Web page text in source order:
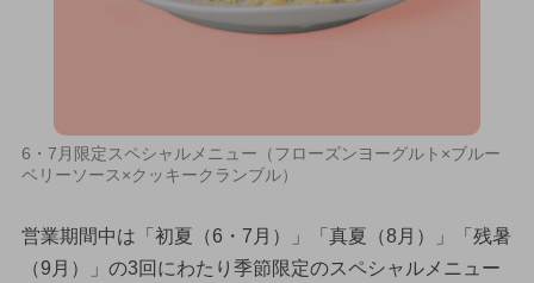
6・7月限定スペシャルメニュー（フローズンヨーグルト×ブルー
ベリーソース×クッキークランブル）
営業期間中は「初夏（6・7月）」「真夏（8月）」「残暑
（9月）」の3回にわたり季節限定のスペシャルメニュー